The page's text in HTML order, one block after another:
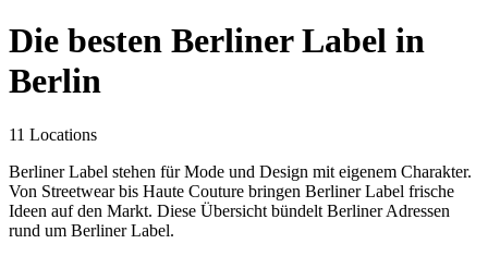
Die besten Berliner Label in
Berlin
11 Locations
Berliner Label stehen für Mode und Design mit eigenem Charakter.
Von Streetwear bis Haute Couture bringen Berliner Label frische
Ideen auf den Markt. Diese Übersicht bündelt Berliner Adressen
rund um Berliner Label.